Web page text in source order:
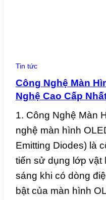
Tin tức
Công Nghệ Màn
Nghệ Cao Cấp
1. Công Nghệ Màn
nghệ màn hình
Emitting Diodes) là
tiến sử dụng lớp
sáng khi có dòng
bật của màn hình